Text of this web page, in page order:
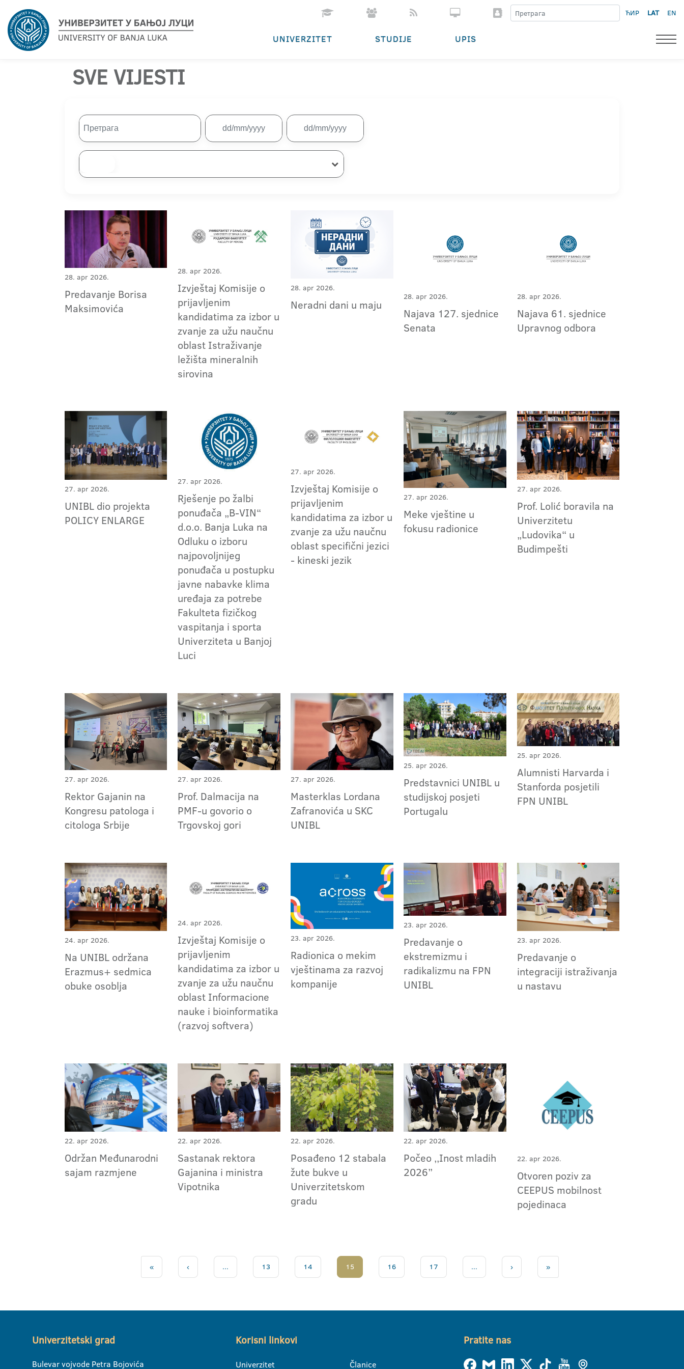
ЋИР LAT EN
UNIVERZITET STUDIJE UPIS
SVE VIJESTI
28. apr 2026.
Predavanje Borisa
Maksimovića
28. apr 2026.
Izvještaj Komisije o
prijavljenim
kandidatima za izbor u
zvanje za užu naučnu
oblast Istraživanje
ležišta mineralnih
sirovina
28. apr 2026.
Neradni dani u maju
28. apr 2026.
Najava 127. sjednice
Senata
28. apr 2026.
Najava 61. sjednice
Upravnog odbora
27. apr 2026.
UNIBL dio projekta
POLICY ENLARGE
27. apr 2026.
Rješenje po žalbi
ponuđača „B-VIN“
d.o.o. Banja Luka na
Odluku o izboru
najpovoljnijeg
ponuđača u postupku
javne nabavke klima
uređaja za potrebe
Fakulteta fizičkog
vaspitanja i sporta
Univerziteta u Banjoj
Luci
27. apr 2026.
Izvještaj Komisije o
prijavljenim
kandidatima za izbor u
zvanje za užu naučnu
oblast specifični jezici
- kineski jezik
27. apr 2026.
Meke vještine u
fokusu radionice
27. apr 2026.
Prof. Lolić boravila na
Univerzitetu
„Ludovika“ u
Budimpešti
27. apr 2026.
Rektor Gajanin na
Kongresu patologa i
citologa Srbije
27. apr 2026.
Prof. Dalmacija na
PMF-u govorio o
Trgovskoj gori
27. apr 2026.
Masterklas Lordana
Zafranovića u SKC
UNIBL
25. apr 2026.
Predstavnici UNIBL u
studijskoj posjeti
Portugalu
25. apr 2026.
Alumnisti Harvarda i
Stanforda posjetili
FPN UNIBL
24. apr 2026.
Na UNIBL održana
Erazmus+ sedmica
obuke osoblja
24. apr 2026.
Izvještaj Komisije o
prijavljenim
kandidatima za izbor u
zvanje za užu naučnu
oblast Informacione
nauke i bioinformatika
(razvoj softvera)
23. apr 2026.
Radionica o mekim
vještinama za razvoj
kompanije
23. apr 2026.
Predavanje o
ekstremizmu i
radikalizmu na FPN
UNIBL
23. apr 2026.
Predavanje o
integraciji istraživanja
u nastavu
22. apr 2026.
Održan Međunarodni
sajam razmjene
22. apr 2026.
Sastanak rektora
Gajanina i ministra
Vipotnika
22. apr 2026.
Posađeno 12 stabala
žute bukve u
Univerzitetskom
gradu
22. apr 2026.
Počeo ,,Inost mladih
2026”
22. apr 2026.
Otvoren poziv za
CEEPUS mobilnost
pojedinaca
« ‹ ... 13 14 15 16 17 ... › »
Univerzitetski grad
Bulevar vojvode Petra Bojovića
Korisni linkovi
Univerzitet Članice
Pratite nas